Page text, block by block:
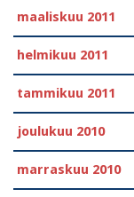
maaliskuu 2011
helmikuu 2011
tammikuu 2011
joulukuu 2010
marraskuu 2010